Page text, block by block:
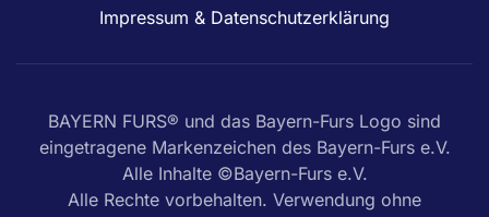
Impressum & Datenschutzerklärung
BAYERN FURS® und das Bayern-Furs Logo sind
eingetragene Markenzeichen des Bayern-Furs e.V.
Alle Inhalte ©Bayern-Furs e.V.
Alle Rechte vorbehalten. Verwendung ohne